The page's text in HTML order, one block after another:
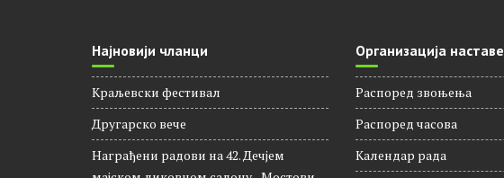
Најновији чланци
Краљевски фестивал
Другарско вече
Награђени радови на 42. Дечјем
Организација наставе
Распоред звоњења
Распорeд часова
Календар рада